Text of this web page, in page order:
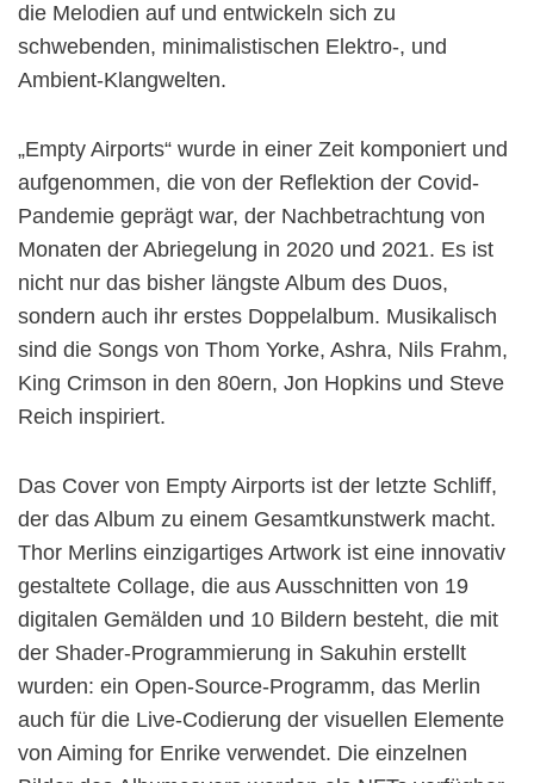
die Melodien auf und entwickeln sich zu
schwebenden, minimalistischen Elektro-, und
Ambient-Klangwelten.
„Empty Airports“ wurde in einer Zeit komponiert und
aufgenommen, die von der Reflektion der Covid-
Pandemie geprägt war, der Nachbetrachtung von
Monaten der Abriegelung in 2020 und 2021. Es ist
nicht nur das bisher längste Album des Duos,
sondern auch ihr erstes Doppelalbum. Musikalisch
sind die Songs von Thom Yorke, Ashra, Nils Frahm,
King Crimson in den 80ern, Jon Hopkins und Steve
Reich inspiriert.
Das Cover von Empty Airports ist der letzte Schliff,
der das Album zu einem Gesamtkunstwerk macht.
Thor Merlins einzigartiges Artwork ist eine innovativ
gestaltete Collage, die aus Ausschnitten von 19
digitalen Gemälden und 10 Bildern besteht, die mit
der Shader-Programmierung in Sakuhin erstellt
wurden: ein Open-Source-Programm, das Merlin
auch für die Live-Codierung der visuellen Elemente
von Aiming for Enrike verwendet. Die einzelnen